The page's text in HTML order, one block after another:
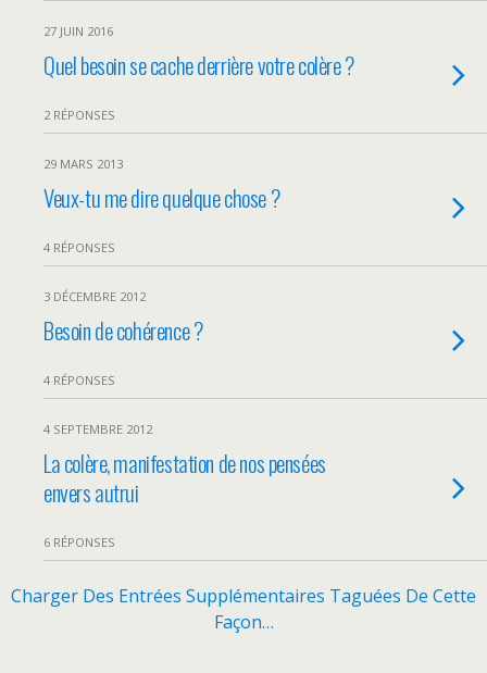
27 JUIN 2016
Quel besoin se cache derrière votre colère ?
2 RÉPONSES
29 MARS 2013
Veux-tu me dire quelque chose ?
4 RÉPONSES
3 DÉCEMBRE 2012
Besoin de cohérence ?
4 RÉPONSES
4 SEPTEMBRE 2012
La colère, manifestation de nos pensées
envers autrui
6 RÉPONSES
Charger Des Entrées Supplémentaires Taguées De Cette
Façon…